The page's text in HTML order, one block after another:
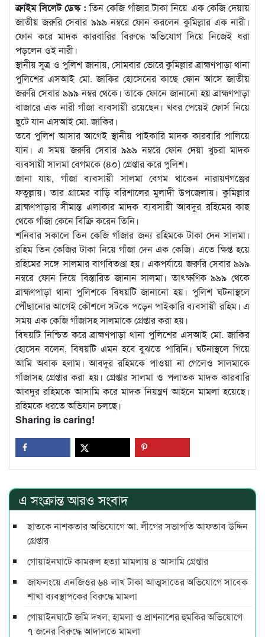
ক্রাইম সিলেট ডেস্ক : তিন কেজি গাঁজার টাকা নিয়ে এক কেজি দেয়ায়
জাতীয় জরুরি সেবার ৯৯৯ নম্বরে ফোন করলেন কুমিল্লার এক নারী।
ফোন করে মাদক কারবারির বিরুদ্ধে অভিযোগ দিয়ে নিজেই ধরা
পড়লেন ওই নারী।
স্থানীয় সূত্র ও পুলিশ জানায়, সোমবার ভোরে কুমিল্লার ব্রাহ্মণপাড়া থানা
পুলিশের এসআই মো. জাকির হোসেনের কাছে ফোন আসে জাতীয়
জরুরি সেবার ৯৯৯ নম্বর থেকে। তাকে ফোনে জানানো হয় ব্রাহ্মণপাড়া
বাজারে এক নারী গাঁজা ব্যবসায়ী রয়েছেন। খবর পেয়েই ফোর্স নিয়ে
ছুটে যান এসআই মো. জাকির।
তবে পুলিশ আসার আগেই স্থানীয় পাইকারি মাদক কারবারি পালিয়ে
যান। এ সময় জরুরি সেবার ৯৯৯ নম্বরে ফোন দেয়া খুচরা মাদক
ব্যবসায়ী সালমা বেগমকে (৪০) গ্রেপ্তার করে পুলিশ।
জানা যায়, গাঁজা ব্যবসায়ী সালমা বেগম থাকেন নারায়ণগঞ্জের
ফতুল্লায়। তার গ্রামের বাড়ি বরিশালের মুলাদী উপজেলায়। কুমিল্লার
ব্রাহ্মণপাড়ার সীমান্ত এলাকার মাদক ব্যবসায়ী আবদুর রহিমের কাছ
থেকে গাঁজা কেনে বিক্রি করেন তিনি।
শনিবার সকালে তিন কেজি গাঁজার জন্য রহিমকে টাকা দেন সালমা।
রহিম তিন কেজির টাকা নিয়ে গাঁজা দেন এক কেজি। এতে ক্ষিপ্ত হয়ে
রহিমের সঙ্গে সালমার বাগবিতণ্ডা হয়। একপর্যায়ে জরুরি সেবার ৯৯৯
নম্বরে ফোন দিয়ে বিস্তারিত জানান সালমা। তাৎক্ষণিক ৯৯৯ থেকে
ব্রাহ্মণপাড়া থানা পুলিশকে বিষয়টি জানানো হয়। পুলিশ ঘটনাস্থলে
পৌঁছানোর আগেই কৌশলে সটকে পড়েন পাইকারি ব্যবসায়ী রহিম। এ
সময় এক কেজি গাঁজাসহ সালমাকে গ্রেপ্তার করা হয়।
বিষয়টি নিশ্চিত করে ব্রাহ্মণপাড়া থানা পুলিশের এসআই মো. জাকির
হোসেন বলেন, বিষয়টি এমন হবে বুঝতে পারিনি। ঘটনাস্থলে গিয়ে
আমি অবাক হলাম। আবদুর রহিমকে পাওয়া না গেলেও সালমাকে
গাঁজাসহ গ্রেপ্তার করা হয়। গ্রেপ্তার সালমা ও পলাতক মাদক কারবারি
আবদুর রহিমকে আসামি করে মাদক নিয়ন্ত্রণ আইনে মামলা হয়েছে।
রহিমকে ধরতে অভিযান চলছে।
Sharing is caring!
এ সংক্রান্ত আরও সংবাদ
ছাতকে নাশকতার অভিযোগে আ. লীগের সভাপ‌তি আফতাব উদ্দিন
গ্রেপ্তার
গোয়াইনঘাটে কামরুল হত্যা মামলায় ৪ আসামি গ্রেপ্তার
জাফলংয়ে এনজিওর ৬৪ লাখ টাকা আত্মসাতের অভিযোগে সাবেক
শাখা ব্যবস্থাপকের বিরুদ্ধে মামলা
গোয়াইনঘাটে জমি দখল, হামলা ও প্রাণনাশের হুমকির অভিযোগে
৭ জনের বিরুদ্ধে আদালতে মামলা